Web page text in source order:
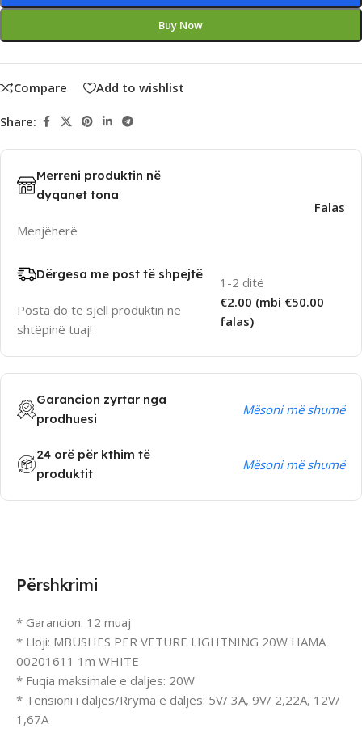
Buy Now
Compare Add to wishlist
Share:
Merreni produktin në
dyqanet tona
Menjëherë
Falas
Dërgesa me post të shpejtë
Posta do të sjell produktin në
shtëpinë tuaj!
1-2 ditë
€2.00 (mbi €50.00
falas)
Garancion zyrtar nga
prodhuesi
Mësoni më shumë
24 orë për kthim të
produktit
Mësoni më shumë
Përshkrimi
* Garancion: 12 muaj
* Lloji: MBUSHES PER VETURE LIGHTNING 20W HAMA
00201611 1m WHITE
* Fuqia maksimale e daljes: 20W
* Tensioni i daljes/Rryma e daljes: 5V/ 3A, 9V/ 2,22A, 12V/
1,67A